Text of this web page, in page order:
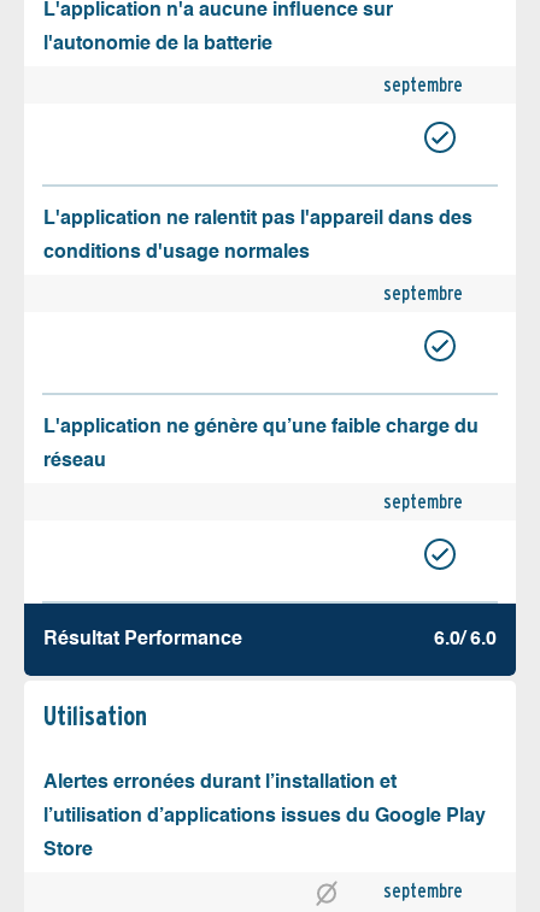
L'application n'a aucune influence sur
l'autonomie de la batterie
septembre
L'application ne ralentit pas l'appareil dans des
conditions d'usage normales
septembre
L'application ne génère qu’une faible charge du
réseau
septembre
Résultat Performance 6.0/ 6.0
Utilisation
Alertes erronées durant l’installation et
l’utilisation d’applications issues du Google Play
Store
septembre